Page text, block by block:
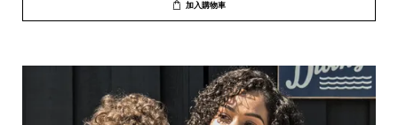
加入購物車